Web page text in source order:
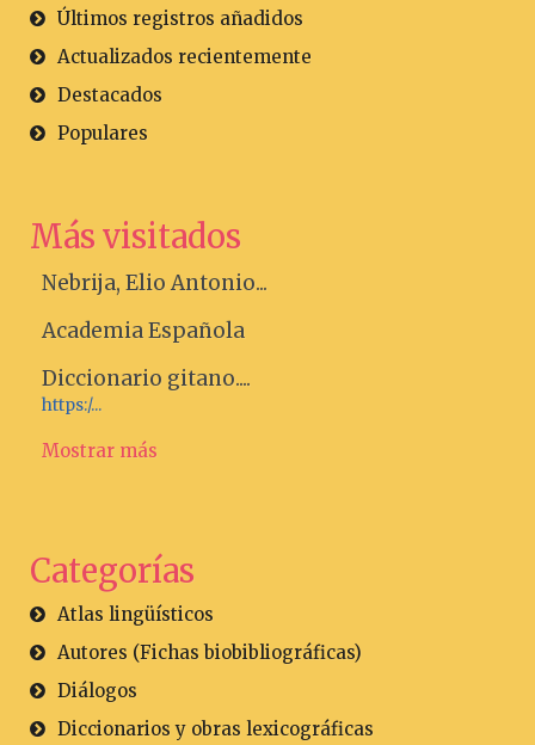
Últimos registros añadidos
Actualizados recientemente
Destacados
Populares
Más visitados
Nebrija, Elio Antonio...
Academia Española
Diccionario gitano....
https:/...
Mostrar más
Categorías
Atlas lingüísticos
Autores (Fichas biobibliográficas)
Diálogos
Diccionarios y obras lexicográficas